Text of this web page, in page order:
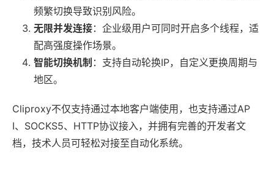
频繁切换导致识别风险。
无限并发连接：企业级用户可同时开启多个线程，适
配高强度操作场景。
智能切换机制 ：支持自动轮换IP，自定义更换周期与
地区。
Cliproxy不仅支持通过本地客户端使用，也支持通过AP
I、SOCKS5、HTTP协议接入，并拥有完善的开发者文
档，技术人员可轻松对接至自动化系统。